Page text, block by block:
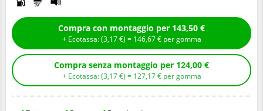
Compra con montaggio per 143,50 €
+ Ecotassa: (3,17€ ) = 146,67€ per gomma
Compra senza montaggio per 124,00 €
+ Ecotassa: (3,17€ ) = 127,17€ per gomma